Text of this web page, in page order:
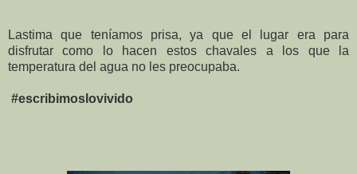
Lastima que teníamos prisa, ya que el lugar era para
disfrutar como lo hacen estos chavales a los que la
temperatura del agua no les preocupaba.
#escribimoslovivido